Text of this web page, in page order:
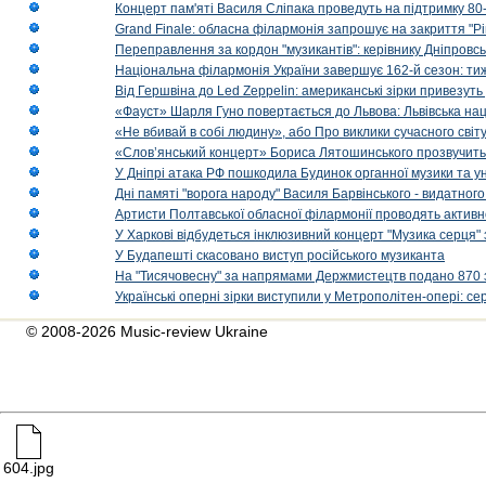
Концерт пам'яті Василя Сліпака проведуть на підтримку
Grand Finale: обласна філармонія запрошує на закриття
Переправлення за кордон "музикантів": керівнику
Національна філармонія України завершує 162-й сезон:
Від Гершвіна до Led Zeppelin: американські зірки
«Фауст» Шарля Гуно повертається до Львова: Львівська
«Не вбивай в собі людину», або Про виклики сучасного світу
«Слов’янський концерт» Бориса Лятошинського
У Дніпрі атака РФ пошкодила Будинок органної музики та
Дні памяті "ворога народу" Василя Барвінського -
Артисти Полтавської обласної філармонії проводять
У Харкові відбудеться інклюзивний концерт "Музика
У Будапешті скасовано виступ російського музиканта
На "Тисячовесну" за напрямами Держмистецтв подано 870
Українські оперні зірки виступили у Метрополітен-опері:
© 2008-2026 Music-review Ukraine
604.jpg